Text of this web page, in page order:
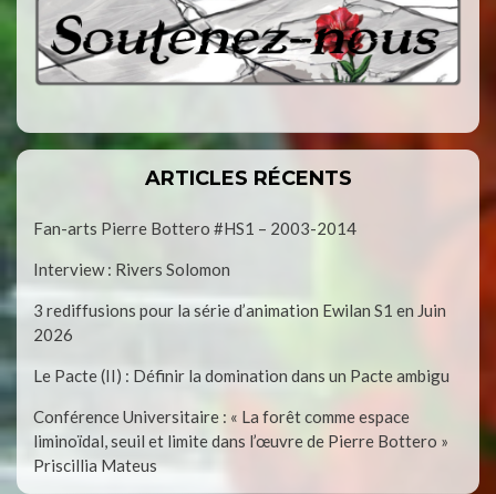
ARTICLES RÉCENTS
Fan-arts Pierre Bottero #HS1 – 2003-2014
Interview : Rivers Solomon
3 rediffusions pour la série d’animation Ewilan S1 en Juin
2026
Le Pacte (II) : Définir la domination dans un Pacte ambigu
Conférence Universitaire : « La forêt comme espace
liminoïdal, seuil et limite dans l’œuvre de Pierre Bottero »
Priscillia Mateus